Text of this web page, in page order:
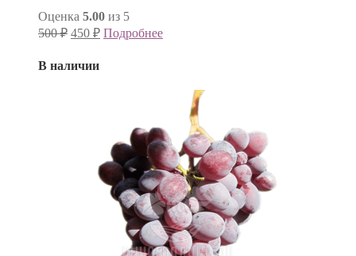
Оценка 5.00 из 5
500₽ 450 ₽ Подробнее
В наличии